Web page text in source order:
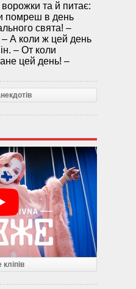
та й питає:
помреш в день
свята! –
– А коли ж цей день
– От коли
цей день! –